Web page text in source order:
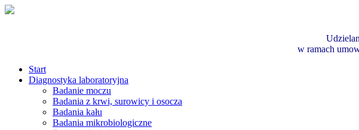
w ramach
Start
Diagnostyka laboratoryjna
Badanie moczu
Badania z krwi, surowicy i osocza
Badania kału
Badania mikrobiologiczne